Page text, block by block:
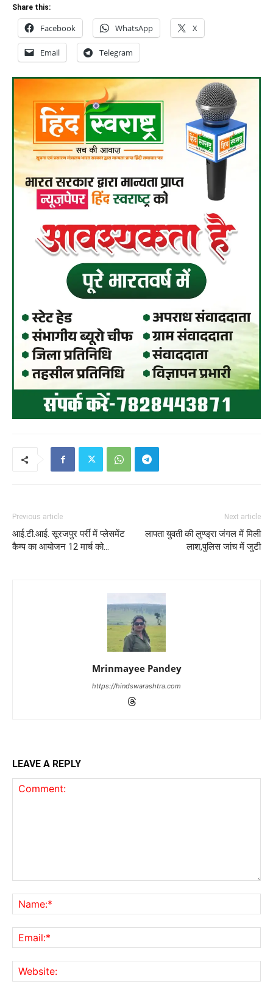
Share this:
Facebook WhatsApp X
Email Telegram
Previous article
आई.टी.आई. सूरजपुर पर्री में प्लेसमेंट
कैम्प का आयोजन 12 मार्च को…
Next article
लापता युवती की लुण्ड्रा जंगल में मिली
लाश,पुलिस जांच में जुटी
Mrinmayee Pandey
https://hindswarashtra.com
LEAVE A REPLY